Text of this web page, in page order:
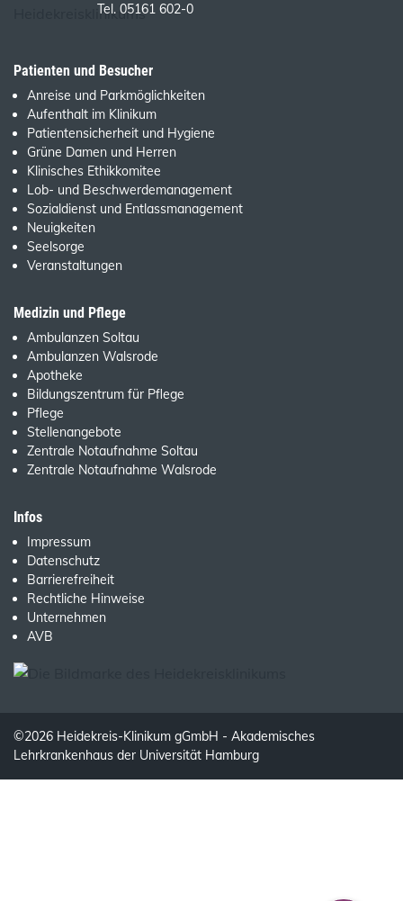
Tel. 05161 602-0
Patienten und Besucher
Anreise und Parkmöglichkeiten
Aufenthalt im Klinikum
Patientensicherheit und Hygiene
Grüne Damen und Herren
Klinisches Ethikkomitee
Lob- und Beschwerdemanagement
Sozialdienst und Entlassmanagement
Neuigkeiten
Seelsorge
Veranstaltungen
Medizin und Pflege
Ambulanzen Soltau
Ambulanzen Walsrode
Apotheke
Bildungszentrum für Pflege
Pflege
Stellenangebote
Zentrale Notaufnahme Soltau
Zentrale Notaufnahme Walsrode
Infos
Impressum
Datenschutz
Barrierefreiheit
Rechtliche Hinweise
Unternehmen
AVB
©2026 Heidekreis-Klinikum gGmbH - Akademisches
Lehrkrankenhaus der Universität Hamburg